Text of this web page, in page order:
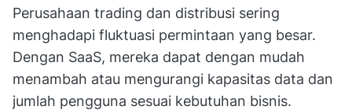
Perusahaan trading dan distribusi sering
menghadapi fluktuasi permintaan yang besar.
Dengan SaaS, mereka dapat dengan mudah
menambah atau mengurangi kapasitas data dan
jumlah pengguna sesuai kebutuhan bisnis.